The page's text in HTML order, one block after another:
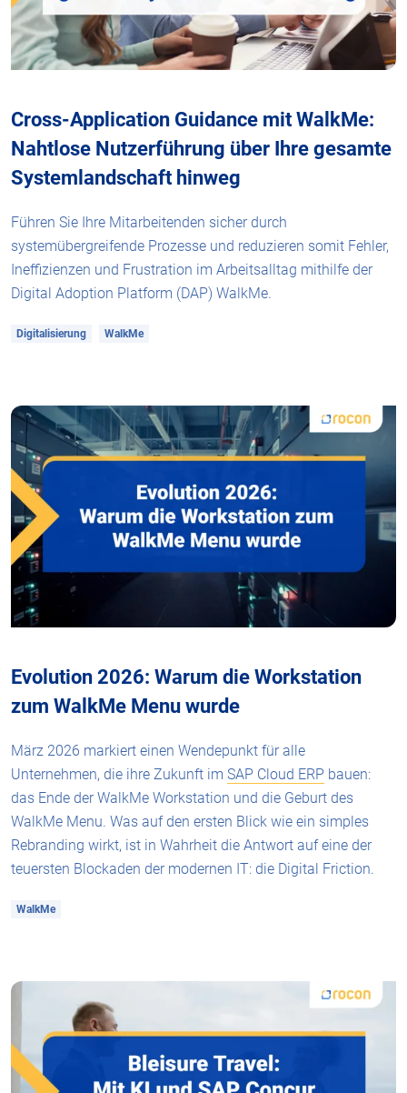
Cross-Application Guidance mit WalkMe:
Nahtlose Nutzerführung über Ihre gesamte
Systemlandschaft hinweg
Führen Sie Ihre Mitarbeitenden sicher durch
systemübergreifende Prozesse und reduzieren somit Fehler,
Ineffizienzen und Frustration im Arbeitsalltag mithilfe der
Digital Adoption Platform (DAP) WalkMe.
Digitalisierung WalkMe
Evolution 2026: Warum die Workstation
zum WalkMe Menu wurde
März 2026 markiert einen Wendepunkt für alle
Unternehmen, die ihre Zukunft im SAP Cloud ERP bauen:
das Ende der WalkMe Workstation und die Geburt des
WalkMe Menu. Was auf den ersten Blick wie ein simples
Rebranding wirkt, ist in Wahrheit die Antwort auf eine der
teuersten Blockaden der modernen IT: die Digital Friction.
WalkMe